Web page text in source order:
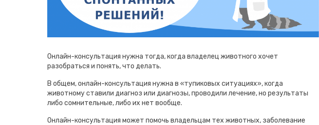
Онлайн-консультация нужна тогда, когда владелец животного хочет
разобраться и понять, что делать.
В общем, онлайн-консультация нужна в «тупиковых ситуациях», когда
животному ставили диагноз или диагнозы, проводили лечение, но результаты
либо сомнительные, либо их нет вообще.
Онлайн-консультация может помочь владельцам тех животных, заболевание